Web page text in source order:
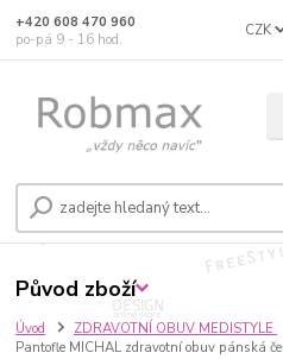
CZK
+420 608 470 960
po-pá 9 - 16 hod.
Úvod ZDRAVOTNÍ OBUV MEDISTYLE
Pantofle MICHAL zdravotní obuv pánská
Původ zboží